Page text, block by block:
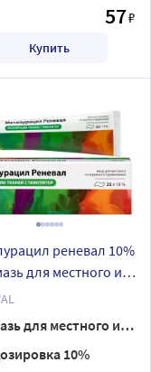
57₽
Купить
реневал 10%
для местного и
применения 25
для местного и наружного применения
10%